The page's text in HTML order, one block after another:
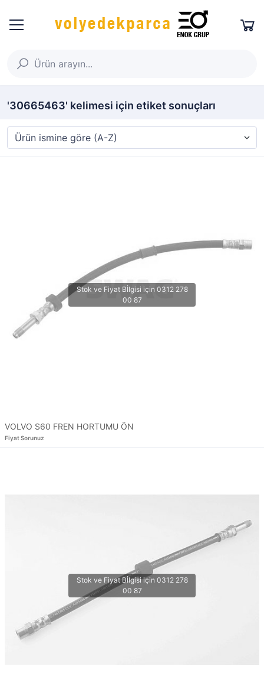
'30665463' kelimesi için etiket sonuçları
VOLVO S60 FREN HORTUMU ÖN
Fiyat Sorunuz